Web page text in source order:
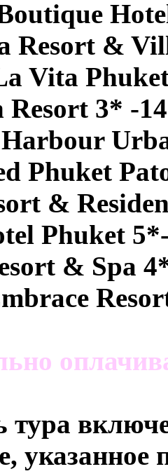
Resort &
Vita
3* -
Harbour
Phuket
&
Phuket
& Spa
тура
указанное